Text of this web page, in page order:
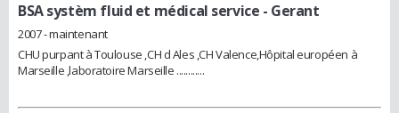
BSA systèm fluid et médical service - Gerant
2007 - maintenant
CHU purpant à Toulouse ,CH d Ales ,CH Valence,Hôpital européen à
Marseille ,laboratoire Marseille ............